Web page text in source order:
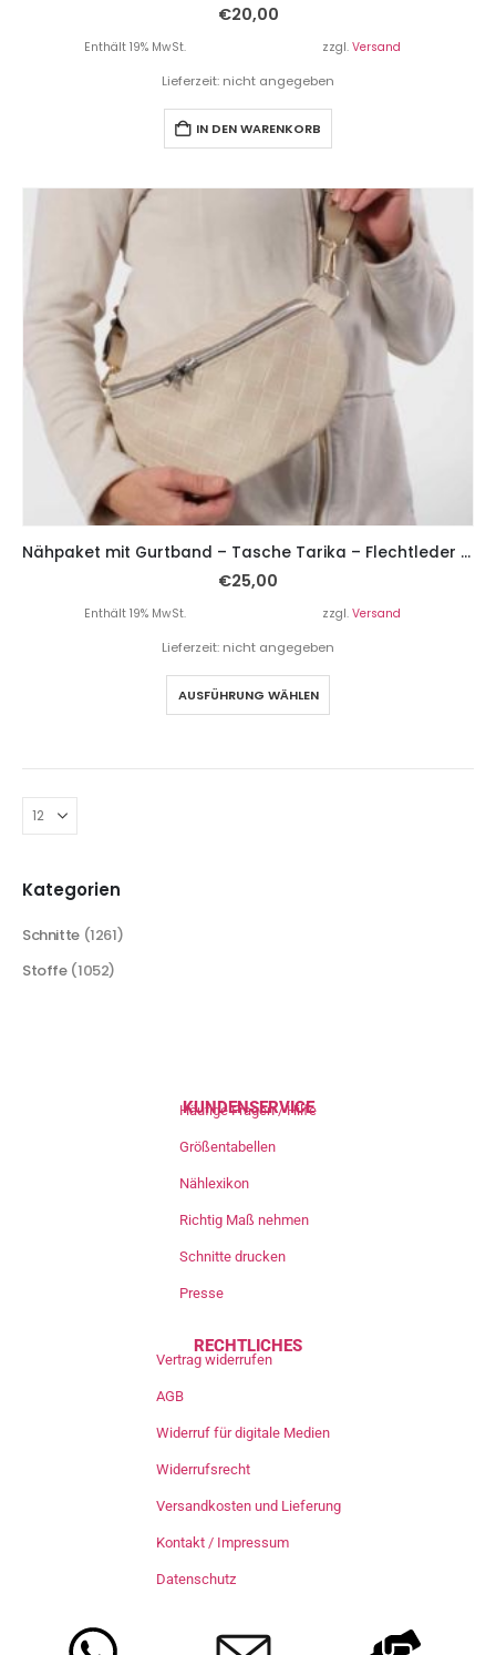
€20,00
Enthält 19% MwSt. zzgl. Versand
Lieferzeit: nicht angegeben
IN DEN WARENKORB
Nähpaket mit Gurtband – Tasche Tarika – Flechtleder Ecru
€25,00
Enthält 19% MwSt. zzgl. Versand
Lieferzeit: nicht angegeben
AUSFÜHRUNG WÄHLEN
Kategorien
Schnitte (1261)
Stoffe (1052)
KUNDENSERVICE
Häufige Fragen / Hilfe
Größentabellen
Nählexikon
Richtig Maß nehmen
Schnitte drucken
Presse
RECHTLICHES
Vertrag widerrufen
AGB
Widerruf für digitale Medien
Widerrufsrecht
Versandkosten und Lieferung
Kontakt / Impressum
Datenschutz